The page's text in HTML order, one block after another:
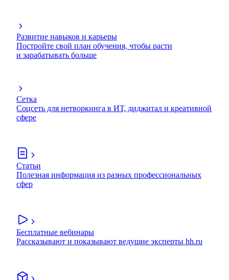
Развитие навыков и карьеры
Постройте свой план обучения, чтобы расти
и зарабатывать больше
Сетка
Соцсеть для нетворкинга в ИТ, диджитал и креативной
сфере
Статьи
Полезная информация из разных профессиональных
сфер
Бесплатные вебинары
Рассказывают и показывают ведущие эксперты hh.ru